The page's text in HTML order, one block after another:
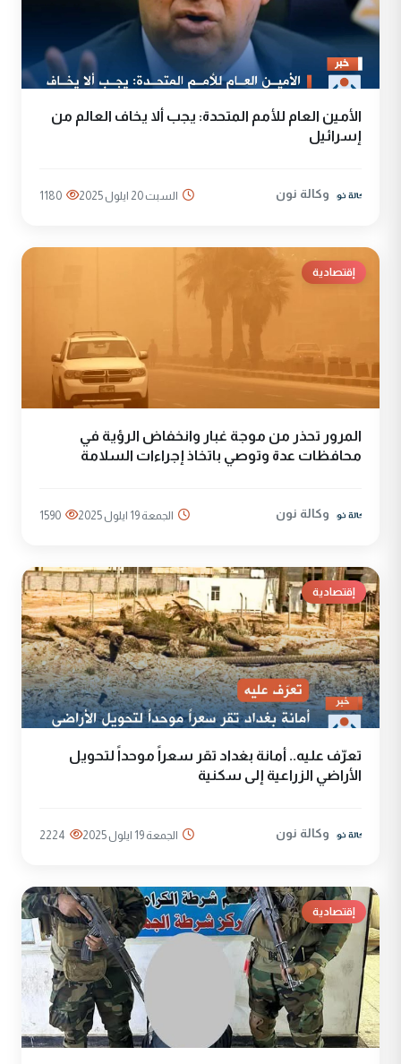
الأمين العام للأمم المتحدة: يجب ألا يخاف العالم من
إسرائيل
وكالة نون السبت 20 ايلول 2025 1180
إقتصادية
المرور تحذر من موجة غبار وانخفاض الرؤية في
محافظات عدة وتوصي باتخاذ إجراءات السلامة
وكالة نون الجمعة 19 ايلول 2025 1590
إقتصادية
تعرّف عليه.. أمانة بغداد تقر سعراً موحداً لتحويل
الأراضي الزراعية إلى سكنية
وكالة نون الجمعة 19 ايلول 2025 2224
إقتصادية